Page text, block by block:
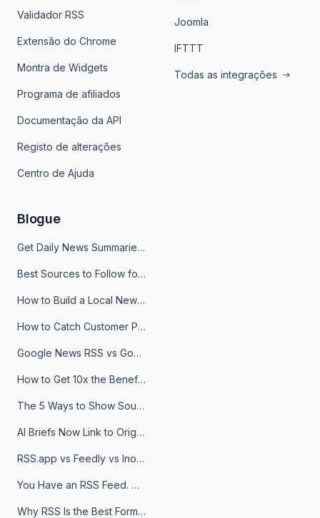
Validador RSS
Extensão do Chrome
Montra de Widgets
Programa de afiliados
Documentação da API
Registo de alterações
Centro de Ajuda
Joomla
IFTTT
Todas as integrações
Blogue
Get Daily News Summaries About Any Topic in Telegram, Discord, Slack, and Email
Best Sources to Follow for Crypto News in Your Reader (2026)
How to Build a Local News Hub That Updates Itself
How to Catch Customer Problems Before They Become Support Tickets
Google News RSS vs Google Alerts: Which Is Better for News Monitoring?
How to Get 10x the Benefits of Google Alerts
The 5 Ways to Show Sources in Your AI Brief, And When to Use Each
AI Briefs Now Link to Original Sources. Here's Why It Matters
RSS.app vs Feedly vs Inoreader: Which One Is Actually Right for You?
You Have an RSS Feed. Now What?
Why RSS Is the Best Format for AI Agents in 2026